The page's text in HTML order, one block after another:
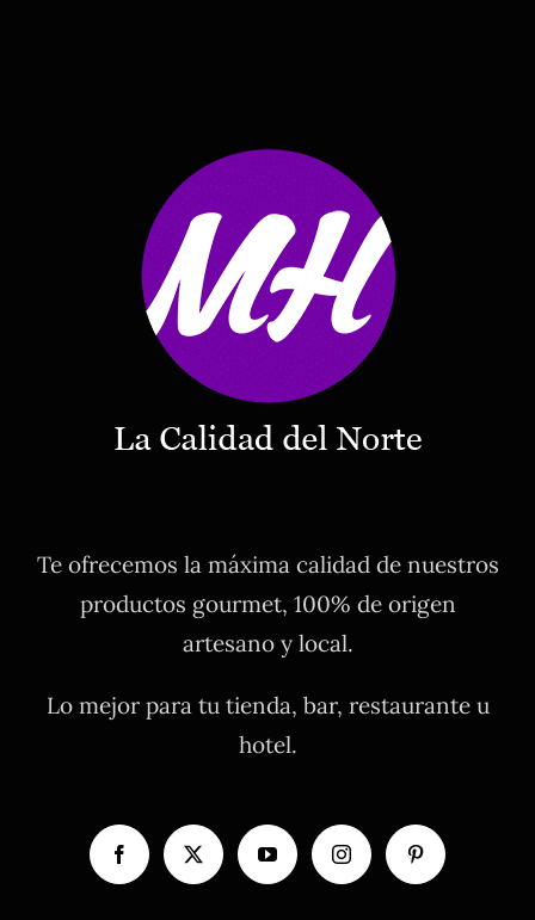
Te ofrecemos la máxima calidad de nuestros
productos gourmet, 100% de origen
artesano y local.
Lo mejor para tu tienda, bar, restaurante u
hotel.